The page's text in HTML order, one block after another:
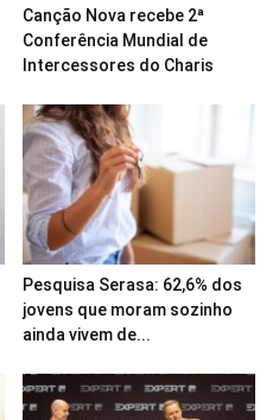
Canção Nova recebe 2ª
Conferência Mundial de
Intercessores do Charis
Pesquisa Serasa: 62,6% dos
jovens que moram sozinho
ainda vivem de...